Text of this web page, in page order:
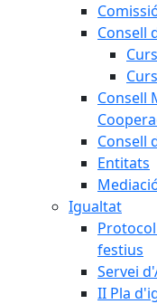
Consell
Consell
Consell
Entitats
Igualtat
festius
Servei
II Pla